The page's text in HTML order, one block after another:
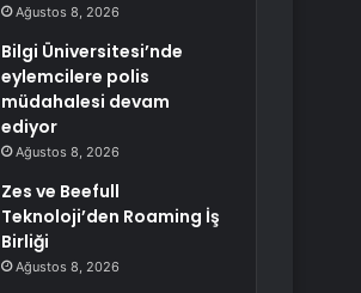
Ağustos 8, 2026
Bilgi Üniversitesi’nde
eylemcilere polis
müdahalesi devam
ediyor
Ağustos 8, 2026
Zes ve Beefull
Teknoloji’den Roaming İş
Birliği
Ağustos 8, 2026